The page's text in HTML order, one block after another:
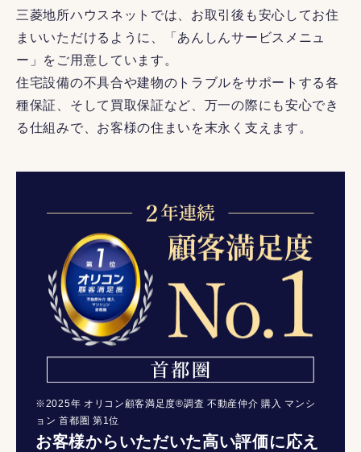
三菱地所ハウスネットでは、お取引後も安心してお住
まいいただけるように、「あんしんサービスメニュ
ー」をご用意しています。
住宅設備の不具合や建物のトラブルをサポートする各
種保証、そして買取保証など、万一の際にも安心でき
る仕組みで、お客様の住まいを末永く支えます。
お客様からいただいた高い評価に応え
※2025年 オリコン顧客満足度®調査 不動産仲介 購入 マンシ
ョン 首都圏 第1位